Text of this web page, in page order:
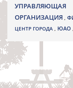
ОРГАНИЗАЦИЯ,
ЦЕНТР ГОРОДА , ЮАО ,